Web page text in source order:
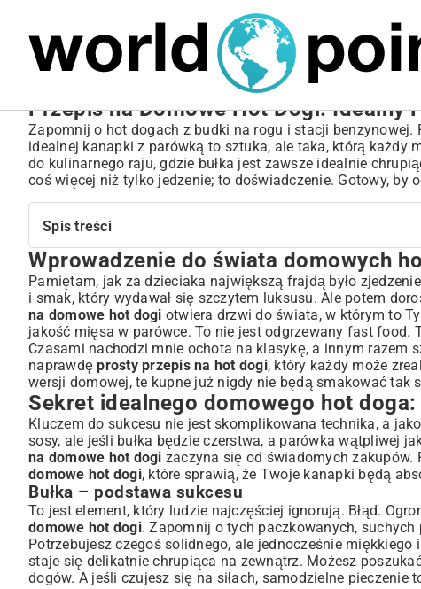
Przepis na Domowe Hot Dogi: Idealny
Zapomnij o hot dogach z budki na rogu i stacji
idealnej kanapki z parówką to sztuka, ale taka, którą każdy
do kulinarnego raju, gdzie bułka jest zawsze idealnie
coś więcej niż tylko jedzenie; to doświadczenie. Gotowy, by
Spis treści
Wprowadzenie do świata domowych hot dogów
Sekret idealnego domowego hot doga: Składniki, które robią
Bułka – podstawa sukcesu
Najlepsze parówki do hot dogów domowej roboty
Sosy i dodatki: Klasyka i odrobina szaleństwa
Krok po kroku: Jak przygotować hot dogi w domu?
Przygotowanie bułek i parówek
Składanie i serwowanie: Sztuka perfekcji
Wariacje na temat hot doga: Odkryj nowe smaki
Hot dogi z grilla vs. gotowane
Wege hot dogi – pyszna alternatywa
Inspiracje ze świata: Nietypowe dodatki
Często zadawane pytania dotyczące domowych hot dogów
Podsumowanie: Dlaczego warto robić hot dogi w domu?
Wprowadzenie do świata domowych
Pamiętam, jak za dzieciaka największą frajdą było
i smak, który wydawał się szczytem luksusu. Ale potem
na domowe hot dogi otwiera drzwi do świata, w którym to
jakość mięsa w parówce. To nie jest odgrzewany fast food.
Czasami nachodzi mnie ochota na klasykę, a innym razem
naprawdęprosty przepis na hot dogi, który każdy może
wersji domowej, te kupne już nigdy nie będą smakować tak
Sekret idealnego domowego hot
Kluczem do sukcesu nie jest skomplikowana technika, a
sosy, ale jeśli bułka będzie czerstwa, a parówka wątpliwej
na domowe hot dogi zaczyna się od świadomych zakupów.
domowe hot dogi, które sprawią, że Twoje kanapki będą
Bułka – podstawa sukcesu
To jest element, który ludzie najczęściej ignorują. Błąd.
domowe hot dogi. Zapomnij o tych paczkowanych,
Potrzebujesz czegoś solidnego, ale jednocześnie
staje się delikatnie chrupiąca na zewnątrz. Możesz
dogów. A jeśli czujesz się na siłach, samodzielne